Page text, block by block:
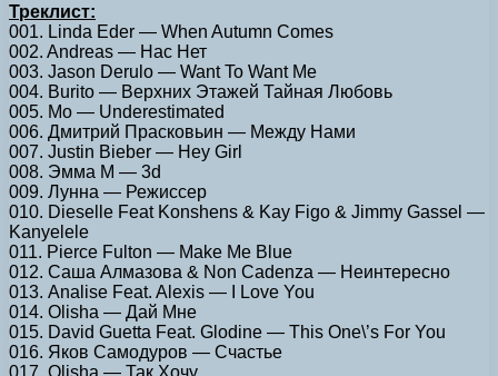
Треклист:
001. Linda Eder — When Autumn Comes
002. Andreas — Нас Нет
003. Jason Derulo — Want To Want Me
004. Burito — Верхних Этажей Тайная Любовь
005. Mo — Underestimated
006. Дмитрий Прасковьин — Между Нами
007. Justin Bieber — Hey Girl
008. Эмма М — 3d
009. Лунна — Режиссер
010. Dieselle Feat Konshens & Kay Figo & Jimmy Gassel —
Kanyelele
011. Pierce Fulton — Make Me Blue
012. Саша Алмазова & Non Cadenza — Неинтересно
013. Analise Feat. Alexis — I Love You
014. Olisha — Дай Мне
015. David Guetta Feat. Glodine — This One\’s For You
016. Яков Самодуров — Счастье
017. Olisha — Так Хочу